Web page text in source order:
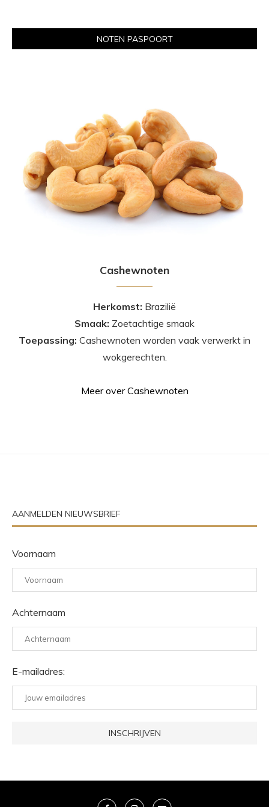
NOTEN PASPOORT
Cashewnoten
Herkomst: Brazilië
Smaak: Zoetachtige smaak
Toepassing: Cashewnoten worden vaak verwerkt in
wokgerechten.
Meer over Cashewnoten
AANMELDEN NIEUWSBRIEF
Voornaam
Achternaam
E-mailadres: